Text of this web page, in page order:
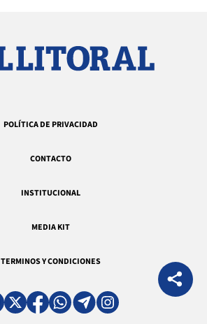
POLÍTICA DE PRIVACIDAD
CONTACTO
INSTITUCIONAL
MEDIA KIT
TERMINOS Y CONDICIONES